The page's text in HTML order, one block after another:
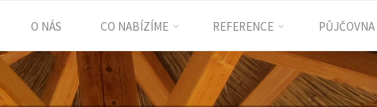
O NÁS CO NABÍZÍME REFERENCE PŮJČOVNA